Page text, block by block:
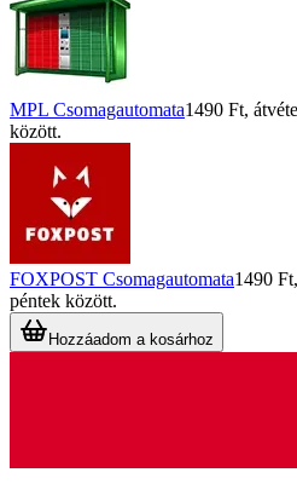
MPL Csomagautomata1490 Ft,
között.
FOXPOST Csomagautomata1490 Ft
péntek között.
Hozzáadom a kosárhoz